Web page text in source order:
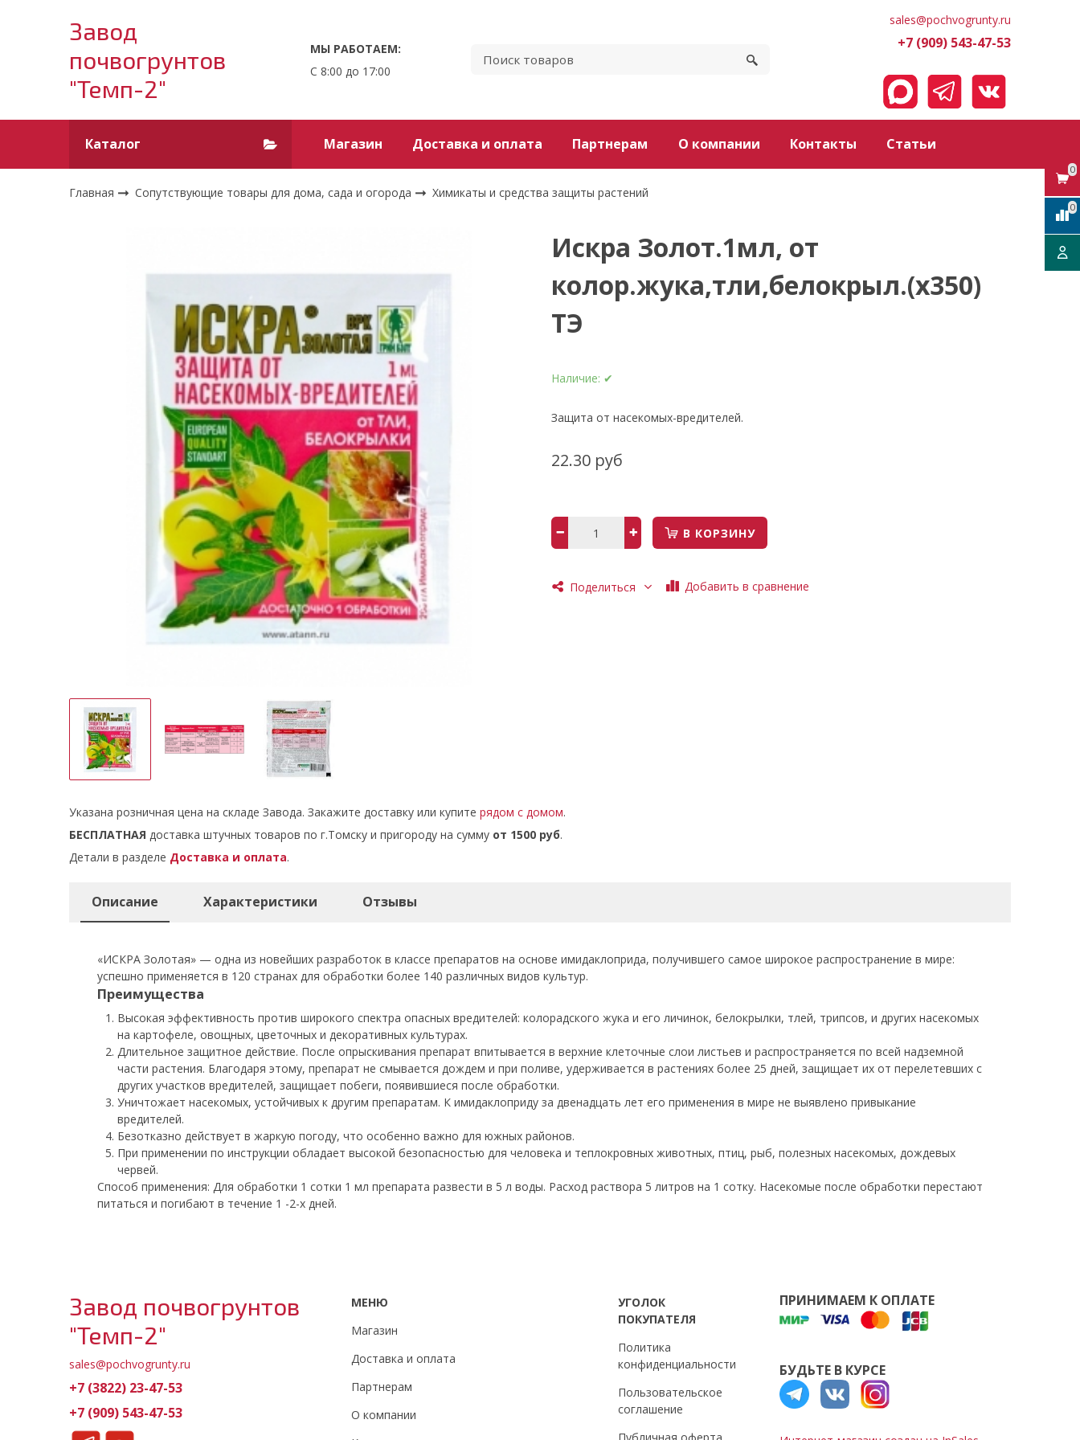
Завод
почвогрунтов
"Темп-2"
МЫ РАБОТАЕМ:
С 8:00 до 17:00
sales@pochvogrunty.ru
+7 (909) 543-47-53
Каталог Магазин Доставка и оплата Партнерам О компании Контакты Статьи
Главная Сопутствующие товары для дома, сада и огорода Химикаты и средства защиты растений
Искра Золот.1мл, от
колор.жука,тли,белокрыл.(х350)
ТЭ
Наличие: ✔
Защита от насекомых-вредителей.
22.30 руб
В КОРЗИНУ
Поделиться Добавить в сравнение
Указана розничная цена на складе Завода. Закажите доставку или купитерядом с домом.
БЕСПЛАТНАЯ доставка штучных товаров по г.Томску и пригороду на сумму от 1500 руб.
Детали в разделе Доставка и оплата.
Описание Характеристики Отзывы
«ИСКРА Золотая» — одна из новейших разработок в классе препаратов на основе имидаклоприда, получившего самое широкое распространение в мире:
успешно применяется в 120 странах для обработки более 140 различных видов культур.
Преимущества
Высокая эффективность против широкого спектра опасных вредителей: колорадского жука и его личинок, белокрылки, тлей, трипсов, и других насекомых
на картофеле, овощных, цветочных и декоративных культурах.
Длительное защитное действие. После опрыскивания препарат впитывается в верхние клеточные слои листьев и распространяется по всей надземной
части растения. Благодаря этому, препарат не смывается дождем и при поливе, удерживается в растениях более 25 дней, защищает их от перелетевших с
других участков вредителей, защищает побеги, появившиеся после обработки.
Уничтожает насекомых, устойчивых к другим препаратам. К имидаклоприду за двенадцать лет его применения в мире не выявлено привыкание
вредителей.
Безотказно действует в жаркую погоду, что особенно важно для южных районов.
При применении по инструкции обладает высокой безопасностью для человека и теплокровных животных, птиц, рыб, полезных насекомых, дождевых
червей.
Способ применения: Для обработки 1 сотки 1 мл препарата развести в 5 л воды. Расход раствора 5 литров на 1 сотку. Насекомые после обработки перестают
питаться и погибают в течение 1 -2-х дней.
0
0
Завод почвогрунтов
"Темп-2"
sales@pochvogrunty.ru
+7 (3822) 23-47-53
+7 (909) 543-47-53
МЕНЮ
Магазин
Доставка и оплата
Партнерам
О компании
УГОЛОК
ПОКУПАТЕЛЯ
Политика
конфиденциальности
Пользовательское
соглашение
ПРИНИМАЕМ К ОПЛАТЕ
БУДЬТЕ В КУРСЕ